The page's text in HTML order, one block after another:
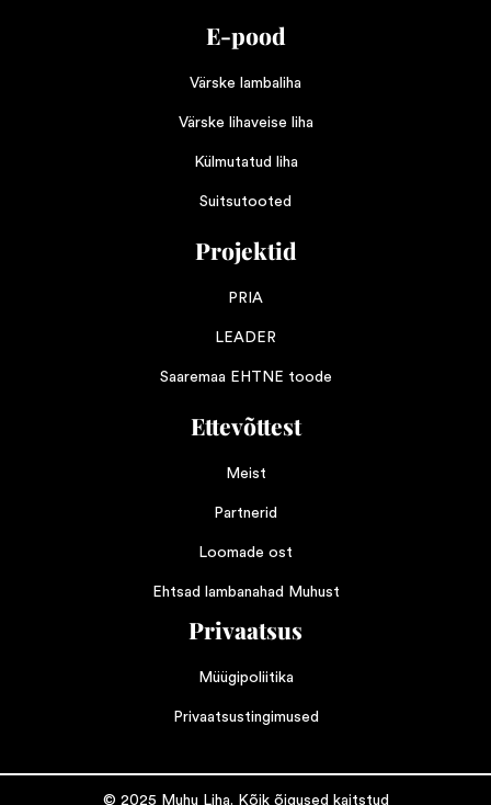
E-pood
Värske lambaliha
Värske lihaveise liha
Külmutatud liha
Suitsutooted
Projektid
PRIA
LEADER
Saaremaa EHTNE toode
Ettevõttest
Meist
Partnerid
Loomade ost
Ehtsad lambanahad Muhust
Privaatsus
Müügipoliitika
Privaatsustingimused
© 2025 Muhu Liha. Kõik õigused kaitstud